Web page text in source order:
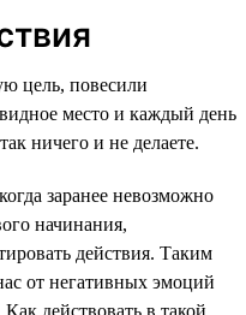
цель, повесили
место и каждый день
ничего и не делаете.
заранее невозможно
начинания,
действия. Таким
от негативных эмоций
действовать в такой